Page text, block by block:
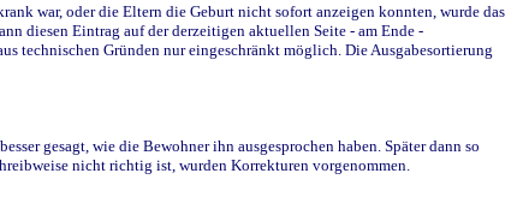
war, oder die Eltern die Geburt nicht sofort anzeigen konnten, wurde das
diesen Eintrag auf der derzeitigen aktuellen Seite - am Ende -
technischen Gründen nur eingeschränkt möglich. Die Ausgabesortierung
gesagt, wie die Bewohner ihn ausgesprochen haben. Später dann so
nicht richtig ist, wurden Korrekturen vorgenommen.